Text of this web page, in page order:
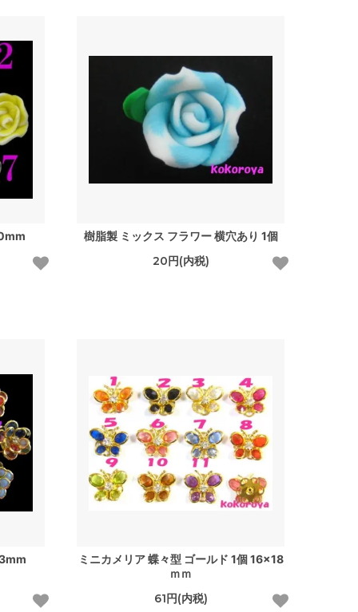
樹脂製 ミックス フラワー 横穴あり 1個
20円(内税)
ミニカメリア 蝶々型 ゴールド 1個 16×18
ｍｍ
61円(内税)